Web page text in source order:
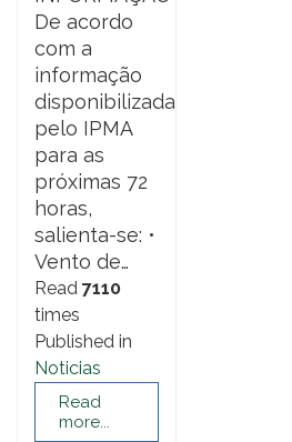
De acordo
com a
informação
disponibilizada
pelo IPMA
para as
próximas 72
horas,
salienta-se: •
Vento de…
Read 7110
times
Published in
Noticias
Read
more...